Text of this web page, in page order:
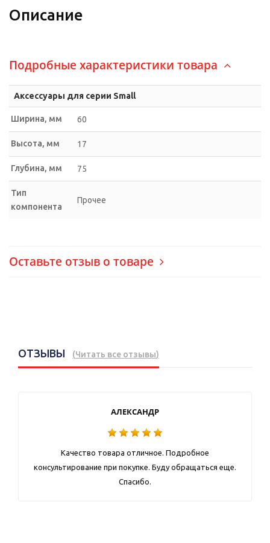
Описание
Подробные характеристики товара
Аксессуары для серии Small
Ширина, мм 60
Высота, мм 17
Глубина, мм 75
Тип
компонента
Прочее
Оставьте отзыв о товаре
ОТЗЫВЫ (Читать все отзывы)
АЛЕКСАНДР
Качество товара отличное. Подробное
консультирование при покупке. Буду обращаться еще.
Спасибо.